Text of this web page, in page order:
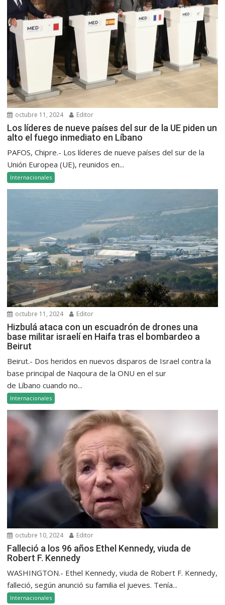
octubre 11, 2024 Editor
Los líderes de nueve países del sur de la UE piden un
alto el fuego inmediato en Líbano
PAFOS, Chipre.- Los líderes de nueve países del sur de la
Unión Europea (UE), reunidos en...
Internacionales
octubre 11, 2024 Editor
Hizbulá ataca con un escuadrón de drones una
base militar israelí en Haifa tras el bombardeo a
Beirut
Beirut.- Dos heridos en nuevos disparos de Israel contra la
base principal de Naqoura de la ONU en el sur
de Líbano cuando no...
Internacionales
octubre 10, 2024 Editor
Falleció a los 96 años Ethel Kennedy, viuda de
Robert F. Kennedy
WASHINGTON.- Ethel Kennedy, viuda de Robert F. Kennedy,
falleció, según anunció su familia el jueves. Tenía...
Internacionales